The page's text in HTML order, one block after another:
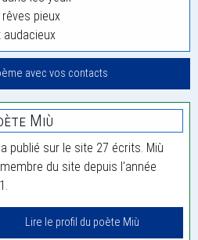
rêves pieux
audacieux
avec vos contacts
Miù
a publié sur le site 27 écrits. Miù
du site depuis l'année
Lire le profil du poète Miù